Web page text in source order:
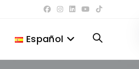
Español Alternar